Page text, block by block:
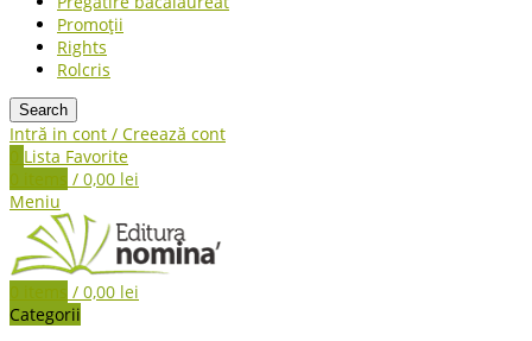
Promoții
Rights
Rolcris
Search
Intră in cont / Creează cont
0 Lista Favorite
0 items / 0,00 lei
Meniu
0 items / 0,00 lei
Categorii